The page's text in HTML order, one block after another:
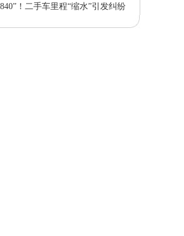
！二手车里程“缩水”引发纠纷